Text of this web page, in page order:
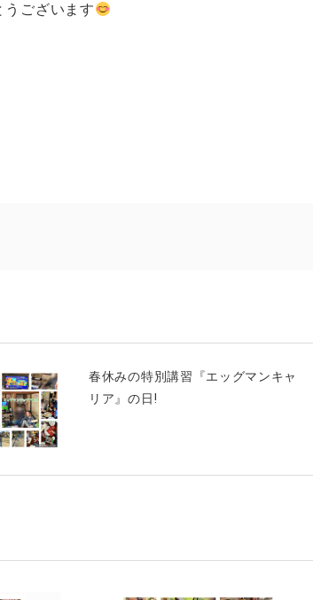
ございます
春休みの特別講習『エッグマンキャ
リア』の日!